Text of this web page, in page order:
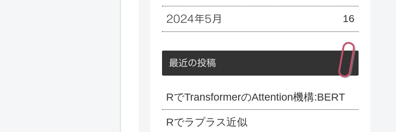
2024年5月 16
最近の投稿
RでTransformerのAttention機構:BERT
Rでラプラス近似